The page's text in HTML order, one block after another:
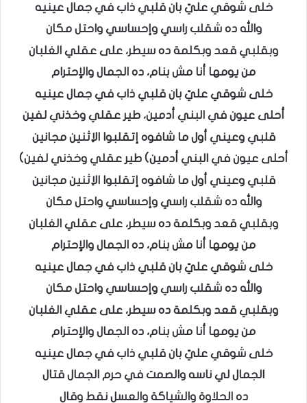
خلى شوقي عليّ بان قلبي ذاب في جمال عينيه
والله ده شقلب راسي وإحساسي واحتل مكان
وبقلبي قعد وبكلمة ده سيطر، على عقلي الغلبان
من يومها أنا مش بنام، ده الجمال والإحترام
خلى شوقي عليّ بان قلبي ذاب في جمال عينيه
أحلى عيون في البني أدمين، طير عقلي وخذني لفين
قلبي وعيني أول ما شافوه إتقلبوا الاِثنين مجانين
أحلى عيون في البني أدمين) طير عقلي وخذني لفين)
قلبي وعيني أول ما شافوه إتقلبوا الاِثنين مجانين
والله ده شقلب راسي وإحساسي واحتل مكان
وبقلبي قعد وبكلمة ده سيطر، على عقلي الغلبان
من يومها أنا مش بنام، ده الجمال والإحترام
خلى شوقي عليّ بان قلبي ذاب في جمال عينيه
والله ده شقلب راسي وإحساسي واحتل مكان
وبقلبي قعد وبكلمة ده سيطر، على عقلي الغلبان
من يومها أنا مش بنام، ده الجمال والإحترام
خلى شوقي عليّ بان قلبي ذاب في جمال عينيه
الجمال لي ناسه والصمت في حرم الجمال قتال
ده الحلاوة والشياكة والعسل نقط وقال